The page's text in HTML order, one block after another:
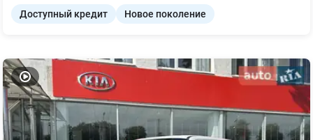
Доступный кредит Новое поколение